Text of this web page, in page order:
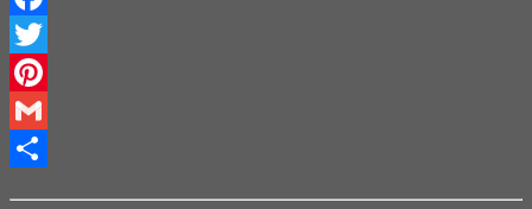
Facebook
Twitter
Pinterest
Gmail